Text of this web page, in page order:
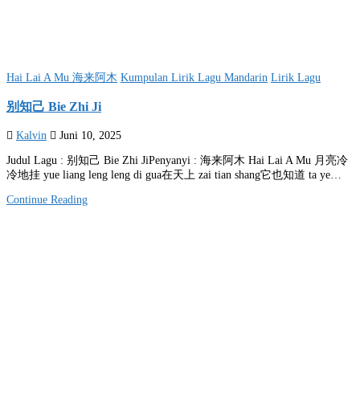
Posted
Hai Lai A Mu 海来阿木 Kumpulan Lirik Lagu Mandarin Lirik Lagu
别知己 Bie Zhi Ji
Kalvin Juni 10, 2025
Judul Lagu : 别知己 Bie Zhi JiPenyanyi : 海来阿木 Hai Lai A Mu 月亮冷
冷地挂 yue liang leng leng di gua在天上 zai tian shang它也知道 ta ye…
Continue Reading